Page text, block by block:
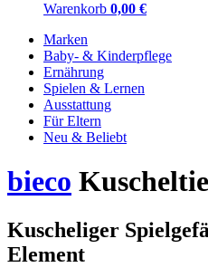
Warenkorb 0,00 €
Marken
Baby- & Kinderpflege
Ernährung
Spielen & Lernen
Ausstattung
Für Eltern
Neu & Beliebt
bieco
Kuscheliger
Element